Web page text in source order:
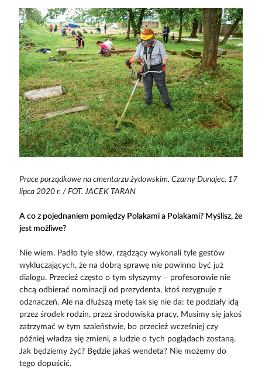
Prace porządkowe na cmentarzu żydowskim. Czarny Dunajec, 17
lipca 2020 r. / FOT. JACEK TARAN
A co z pojednaniem pomiędzy Polakami a Polakami? Myślisz, że
jest możliwe?
Nie wiem. Padło tyle słów, rządzący wykonali tyle gestów
wykluczających, że na dobrą sprawę nie powinno być już
dialogu. Przecież często o tym słyszymy – profesorowie nie
chcą odbierać nominacji od prezydenta, ktoś rezygnuje z
odznaczeń. Ale na dłuższą metę tak się nie da: te podziały idą
przez środek rodzin, przez środowiska pracy. Musimy się jakoś
zatrzymać w tym szaleństwie, bo przecież wcześniej czy
później władza się zmieni, a ludzie o tych poglądach zostaną.
Jak będziemy żyć? Będzie jakaś wendeta? Nie możemy do
tego dopuścić.